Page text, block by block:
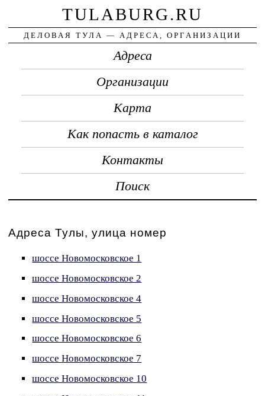
TULABURG.RU
ДЕЛОВАЯ ТУЛА — АДРЕСА, ОРГАНИЗАЦИИ
Адреса
Организации
Карта
Как попасть в каталог
Контакты
Поиск
Адреса Тулы, улица номер
шоссе Новомосковское 1
шоссе Новомосковское 2
шоссе Новомосковское 4
шоссе Новомосковское 5
шоссе Новомосковское 6
шоссе Новомосковское 7
шоссе Новомосковское 10